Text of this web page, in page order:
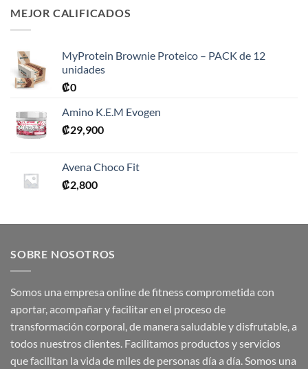
MEJOR CALIFICADOS
MyProtein Brownie Proteico – PACK de 12
unidades
₡0
Amino K.E.M Evogen
₡29,900
Avena Choco Fit
₡2,800
SOBRE NOSOTROS
Somos una empresa online de fitness comprometida con
aportar, acompañar y facilitar en el proceso de
transformación corporal, de manera saludable y disfrutable, a
todos nuestros clientes. Facilitamos productos y servicios
que facilitan la vida de miles de personas día a día. Somos una